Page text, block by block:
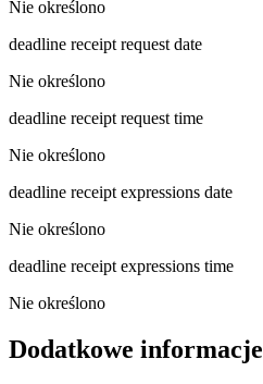
Nie określono
deadline receipt request date
Nie określono
deadline receipt request time
Nie określono
deadline receipt expressions date
Nie określono
deadline receipt expressions time
Nie określono
Dodatkowe informacje